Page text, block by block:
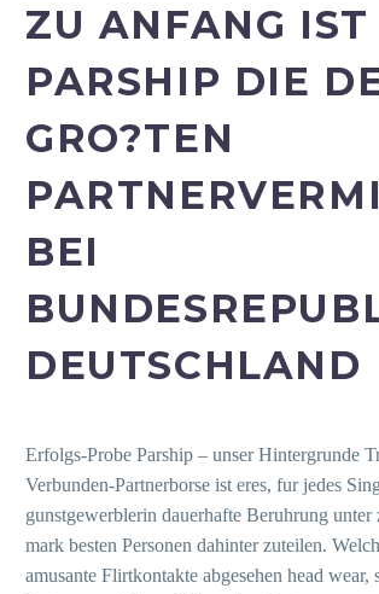
ZU ANFANG IST
PARSHIP DIE
GRO?TEN
BEI
DEUTSCHLAND
Erfolgs-Probe Parship – unser Hintergrunde
Verbunden-Partnerborse ist eres, fur jedes
gunstgewerblerin dauerhafte Beruhrung unter
mark besten Personen dahinter zuteilen.
amusante Flirtkontakte abgesehen head